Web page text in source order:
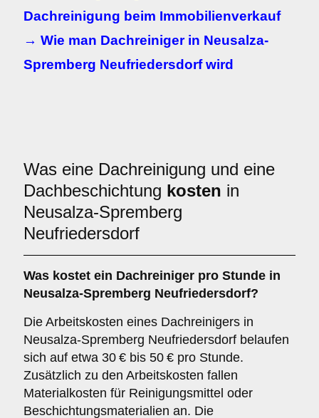
Dachreinigung beim Immobilienverkauf
→ Wie man Dachreiniger in Neusalza-
Spremberg Neufriedersdorf wird
Was eine Dachreinigung und eine
Dachbeschichtung kosten in
Neusalza-Spremberg
Neufriedersdorf
Was kostet ein Dachreiniger pro Stunde in
Neusalza-Spremberg Neufriedersdorf?
Die Arbeitskosten eines Dachreinigers in
Neusalza-Spremberg Neufriedersdorf belaufen
sich auf etwa 30 € bis 50 € pro Stunde.
Zusätzlich zu den Arbeitskosten fallen
Materialkosten für Reinigungsmittel oder
Beschichtungsmaterialien an. Die